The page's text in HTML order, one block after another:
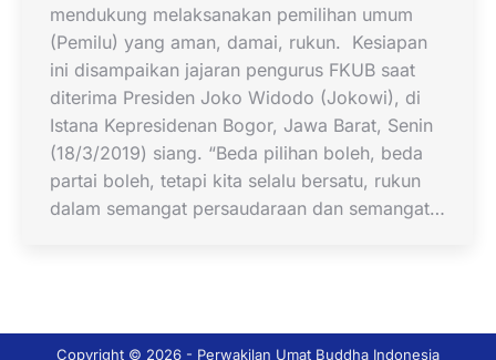
mendukung melaksanakan pemilihan umum
(Pemilu) yang aman, damai, rukun. Kesiapan
ini disampaikan jajaran pengurus FKUB saat
diterima Presiden Joko Widodo (Jokowi), di
Istana Kepresidenan Bogor, Jawa Barat, Senin
(18/3/2019) siang. “Beda pilihan boleh, beda
partai boleh, tetapi kita selalu bersatu, rukun
dalam semangat persaudaraan dan semangat…
Copyright © 2026 - Perwakilan Umat Buddha Indonesia